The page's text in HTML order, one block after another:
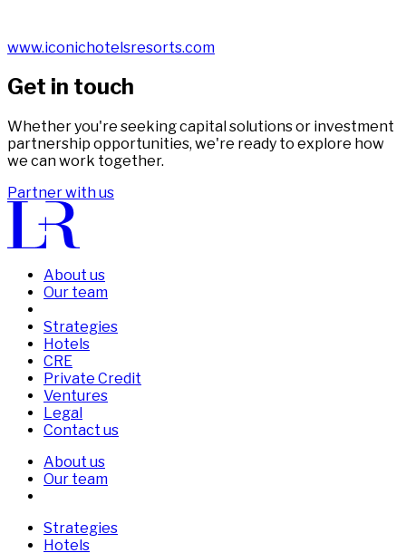
www.iconichotelsresorts.com​​​​‌ ‍ ​‍​‍‌‍ ‌ ​‍‌‍‍‌‌‍‌ ‌‍‍‌‌‍ ‍​‍​‍​ ‍‍​‍​‍‌ ​ ‌‍​‌‌‍ ‍‌‍‍‌‌ ‌​‌ ‍‌​‍ ‍‌‍‍‌‌‍ ​‍​‍​‍ ​​‍​‍‌‍‍​‌ ​‍‌‍‌‌‌‍‌‍​‍​‍​ ‍‍​‍​‍‌‍‍​‌ ‌​‌ ‌​‌ ​​‌ ​ ​ ‍‍​‍ ​‍ ‌‍ ​​‍ ‌‌‍​‌‌‍ ‍‌‍‌​​‍ ‌‌ ​‍​‍ ‌‌‍‍​‌‍ ‌ ‌​‌‍‌‌‌‍ ​‌ ​ ​‍ ‌‌ ​ ‌ ‌​‌ ‌‌‌‍‌​‌‍‍‌‌‍ ​‍ ‍‌ ‌‍‌‍‌‌‌ ​‍‌‍​ ‌‍‌‌‌‍ ​​‍ ‍‌‍​‌‌ ​​‌ ​​​‍ ‌‍‍‌‌‍ ‍‌ ‌​‌‍‌‌‌‍ ‍‌ ‌​​‍ ‌‍‌‌‌‍‌​‌‍‍‌‌ ‌​​‍ ‌‍ ‌‌‍ ‌‍‌​‌‍‌‌​ ‌‌ ​​‌ ​‍‌‍‌‌‌ ​ ‌‍‌‌‌‍ ‍‌ ‌​‌‍​‌‌ ‌​‌‍‍‌‌‍ ‌‍ ‍​ ‍ ‌‍‍‌‌‍‌​​ ‌​ ‍​​ ​‌‌‍‌‌​ ‌ ​ ​‍​ ‌‍​ ‌‍​ ​ ​‍ ‌​ ‍​‌‍‌‍​ ​​‌‍‌‍​‍ ‌​ ‌​​ ​​​ ​‌​ ​‌​‍ ‌‌‍​‍​ ‌​​ ​ ‌‍​‍​‍ ‌​ ‍​‌‍‌‍‌‍​ ​ ‍‌​ ‍‌​ ​‍​ ‌ ​ ‌​‌‍​ ‌‍‌‌‌‍‌​‌‍‌​​ ‍ ‌ ‌​‌ ‍‌‌ ​​‌‍‌‌​ ‌‌‍​ ‌‍ ‌ ​‍‌ ​​‌‍ ‌ ​‍‌‍​‌‌ ‌​‌‍‌‌‌‌​​‌‍ ‌ ​ ‌ ‌​​ ‍ ‌ ​​‌‍​‌‌ ‌​‌‍‍​​ ‌‌‍​ ‌‍ ‌‍ ‍‌ ‌​‌‍‌‌‌‍ ‍‌ ‌​​‍‌‌​ ‌‌‌​​‍‌‌ ‌‍‍ ‌‍‌‌‌ ‍‌​‍‌‌​ ​ ‌​‌​​‍‌‌​ ​ ‌​‌​​‍‌‌​ ​‍​ ​‍‌‍​ ‌‍‌​​ ​​‌‍‌‍​ ‌‌​ ​​​ ​‌​ ‌‍‌‍‌​‌‍​‍‌‍​‌​ ‌ ​‍‌‌​ ​‍​ ​‍​‍‌‌​ ‌‌‌​‌​​‍ ‍‌‍​ ‌‍‍​‌‍‍‌‌‍ ​‌‍‌​‌ ​‍‌‍‌‌‌‍ ‍​‍‌‌​ ‌‌‌​​‍‌‌ ‌‍‍ ‌‍‌‌‌ ‍‌​‍‌‌​ ​ ‌​‌​​‍‌‌​ ​ ‌​‌​​‍‌‌​ ​‍​ ​‍​ ‌​‌‍‌‍​ ​ ‌‍​ ‌‍‌‌‌‍​‍​ ‍​‌‍‌​​ ​​​ ​ ​ ‍​‌‍​ ​‍‌‌​ ​‍​ ​‍​‍‌‌​ ‌‌‌​‌​​‍ ‍‌ ‌​‌‍‌‌‌ ‍​‌ ‌​​ ‌‍​‍‌‍​‌‌ ​ ‌‍‌‌‌‌‌‌‌ ​‍‌‍ ​​ ‌‌‍‍​‌ ‌​‌ ‌​‌ ​​‌ ​ ​‍‌‌​ ​ ‌​​‌​‍‌‌​ ​‍‌​‌‍​‍‌‌​ ​‍‌​‌‍‌‍ ​​‍ ‌‌‍​‌‌‍ ‍‌‍‌​​‍ ‌‌ ​‍​‍ ‌‌‍‍​‌‍ ‌ ‌​‌‍‌‌‌‍ ​‌ ​ ​‍ ‌‌ ​ ‌ ‌​‌ ‌‌‌‍‌​‌‍‍‌‌‍ ​‍ ‍‌ ‌‍‌‍‌‌‌ ​‍‌‍​ ‌‍‌‌‌‍ ​​‍ ‍‌‍​‌‌ ​​‌ ​​​‍‌‍‌‍‍‌‌‍‌​​ ‌​ ‍​​ ​‌‌‍‌‌​ ‌ ​ ​‍​ ‌‍​ ‌‍​ ​ ​‍ ‌​ ‍​‌‍‌‍​ ​​‌‍‌‍​‍ ‌​ ‌​​ ​​​ ​‌​ ​‌​‍ ‌‌‍​‍​ ‌​​ ​ ‌‍​‍​‍ ‌​ ‍​‌‍‌‍‌‍​ ​ ‍‌​ ‍‌​ ​‍​ ‌ ​ ‌​‌‍​ ‌‍‌‌‌‍‌​‌‍‌​​‍‌‍‌ ‌​‌ ‍‌‌ ​​‌‍‌‌​ ‌‌‍​ ‌‍ ‌ ​‍‌ ​​‌‍ ‌ ​‍‌‍​‌‌ ‌​‌‍‌‌‌‌​​‌‍ ‌ ​ ‌ ‌​​‍‌‍‌ ​​‌‍​‌‌ ‌​‌‍‍​​ ‌‌‍​ ‌‍ ‌‍ ‍‌ ‌​‌‍‌‌‌‍ ‍‌ ‌​​‍‌‌​ ‌‌‌​​‍‌‌ ‌‍‍ ‌‍‌‌‌ ‍‌​‍‌‌​ ​ ‌​‌​​‍‌‌​ ​ ‌​‌​​‍‌‌​ ​‍​ ​‍‌‍​ ‌‍‌​​ ​​‌‍‌‍​ ‌‌​ ​​​ ​‌​ ‌‍‌‍‌​‌‍​‍‌‍​‌​ ‌ ​‍‌‌​ ​‍​ ​‍​‍‌‌​ ‌‌‌​‌​​‍ ‍‌‍​ ‌‍‍​‌‍‍‌‌‍ ​‌‍‌​‌ ​‍‌‍‌‌‌‍ ‍​‍‌‌​ ‌‌‌​​‍‌‌ ‌‍‍ ‌‍‌‌‌ ‍‌​‍‌‌​ ​ ‌​‌​​‍‌‌​ ​ ‌​‌​​‍‌‌​ ​‍​ ​‍​ ‌​‌‍‌‍​ ​ ‌‍​ ‌‍‌‌‌‍​‍​ ‍​‌‍‌​​ ​​​ ​ ​ ‍​‌‍​ ​‍‌‌​ ​‍​ ​‍​‍‌‌​ ‌‌‌​‌​​‍ ‍‌ ‌​‌‍‌‌‌ ‍​‌ ‌​​‍‌‍‌ ​​‌‍‌‌‌ ​‍‌ ​ ‌ ​​‌‍‌‌‌‍​ ‌ ‌​‌‍‍‌‌ ‌‍‌‍‌‌​ ‌‌ ​​‌ ‌‌‌‍​‍‌‍ ​‌‍‍‌‌ ​ ‌‍‍​‌‍‌‌‌‍‌​​‍​‍‌ ‌
Get in touch
Whether you're seeking capital solutions or investment
partnership opportunities, we're ready to explore how
we can work together.
Partner with us
About us
Our team
Strategies
Hotels
CRE
Private Credit
Ventures
Legal
Contact us
About us
Our team
Strategies
Hotels